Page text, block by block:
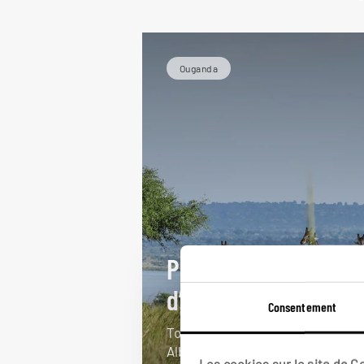
Consentement
Ouganda
Panoramas
d’Ouganda
Tour complet de l’Ouganda : lac
Albert, parc Queen Elizabeth, forêt